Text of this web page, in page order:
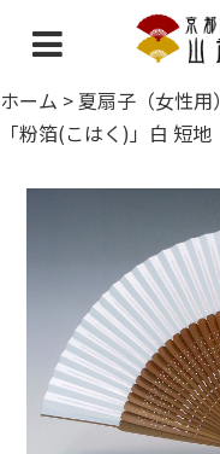
ホーム
お問い合わせ
ホーム > 夏扇子（女性用）
「粉箔(こはく)」白 短地